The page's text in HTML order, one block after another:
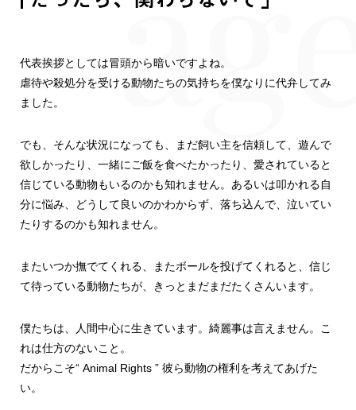
「だっ
代表挨拶としては冒頭から暗いですよね。
虐待や殺処分を受ける動物たちの気持ちを僕なりに代弁してみ
ました。
でも、そんな状況になっても、まだ飼い主を信頼して、遊んで
欲しかったり、一緒にご飯を食べたかったり、愛されていると
信じている動物もいるのかも知れません。あるいは叩かれる自
分に悩み、どうして良いのかわからず、落ち込んで、泣いてい
たりするのかも知れません。
またいつか撫でてくれる、またボールを投げてくれると、信じ
て待っている動物たちが、きっとまだまだたくさんいます。
僕たちは、人間中心に生きています。綺麗事は言えません。こ
れは仕方のないこと。
だからこそ“ Animal Rights ” 彼ら動物の権利を考えてあげた
い。